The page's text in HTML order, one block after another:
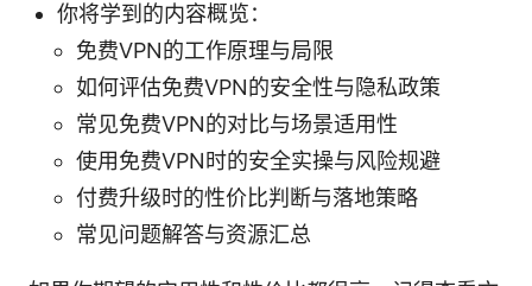
你将学到的内容概览：
免费VPN的工作原理与局限
如何评估免费VPN的安全性与隐私政策
常见免费VPN的对比与场景适用性
使用免费VPN时的安全实操与风险规避
付费升级时的性价比判断与落地策略
常见问题解答与资源汇总